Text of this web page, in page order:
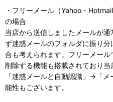
・フリーメール（Yahoo・
の場合
当店から送信しましたメールが
ず迷惑メールのフォルダに振り
合も考えられます。フリーメー
削除する機能も搭載されており
「迷惑メールと自動認識」→「
能性もございます。